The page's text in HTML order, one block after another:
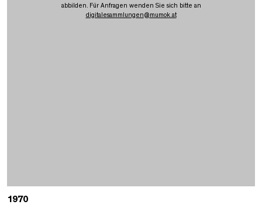
abbilden. Für Anfragen wenden Sie sich bitte an
digitalesammlungen@mumok.at
1970